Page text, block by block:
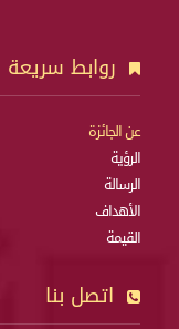
روابط سريعة
عن الجائزة
الرؤية
الرسالة
الأهداف
القيمة
اتصل بنا